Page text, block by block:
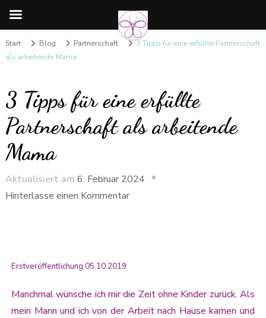
Start Blog Partnerschaft
3 Tipps für eine erfüllte Partnerschaft
als arbeitende Mama
3 Tipps für eine erfüllte
Partnerschaft als arbeitende
Mama
Aktualisiert am 6. Februar 2024
Hinterlasse einen Kommentar
Erstveröffentlichung 05.10.2019
Manchmal wünsche ich mir die Zeit ohne Kinder zurück. Als
mein Mann und ich von der Arbeit nach Hause kamen und